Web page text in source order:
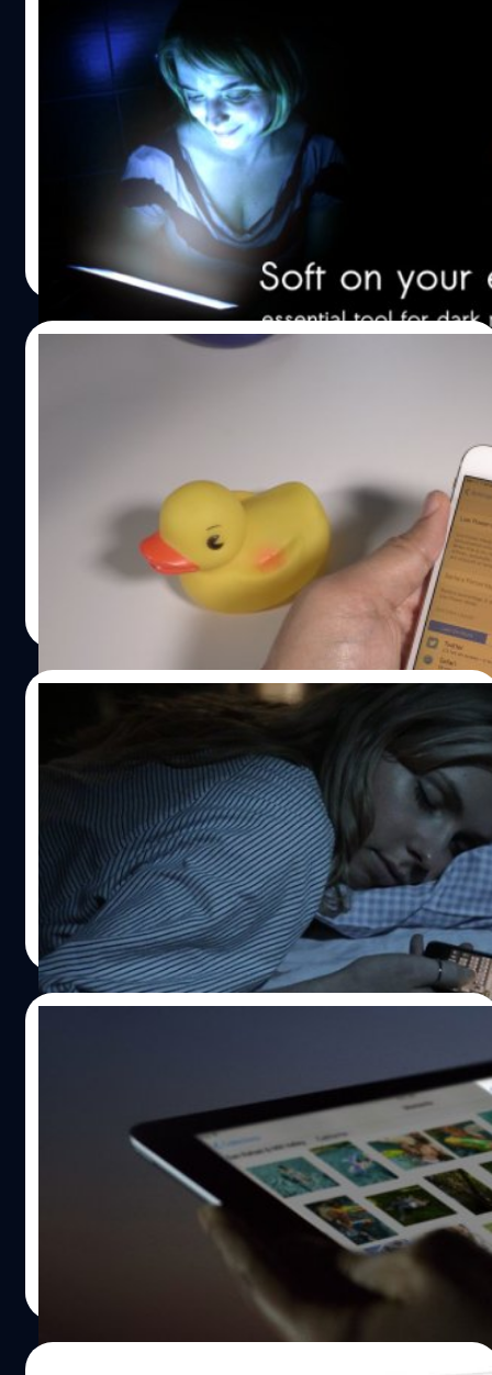
มาแล้ว! วิธีใช้งาน Night Shift หรือโหมด
ถนอมสายตาบนอุปกรณ์ Android!!
โหมด Night Shift กลายมาเป็นฟีเจอร์ที่นิยมกันมากใน
ปัจจุบันเนื่องจากเป็นการลดแสงสีฟ้าเพื่อถนอมสุขภาพสายตา
ของผู้ใช้งานขณะใช้งาน iPhone ในตอนกลางคืน แต่ไม่ใช่แค่
iPhone อย่างเดียวเท่านั้นที่มี ล่าสุดก็มีนักพัฒนาทำ Night
Shift ลง Android แล้วครับ
วัชรกุล พัฒนาประทีป| 3753 days ago
Read More
โดยปกติแล้วหากเราเปิด Low Power Mode (โหมดประหยัด
พลังงาน) หรือ Night Shift (โหมดถนอมสายตา) โหมดใด
โหมดหนึ่งจะไม่สามารถเปิดอีกโหมดหนึ่งได้ แต่ตอนนี้ก็มีสื่อ
ต่างประเทศได้ค้นพบวิธีเปิดทั้งสองโหมดพร้อมกันได้แล้วโดย
อาศัยผู้ช่วยอัจฉริยะ Siri นั่นเองครับ
วัชรกุล พัฒนาประทีป| 3770 days ago
ระวัง! หน้าจอมือถือจะทำลายการนอนของ
คุณ…อย่างไร?
ปัจจุบัน คนเรามักจะใช้สมาร์ทโฟนตลอดเวลา ไม่เว้นแม้กระทั่ง
ก่อนนอน ซึ่งส่งผลเสียต่อประสิทธิภาพในการนอนของคุณ
ปรีดี ฤกษ์วลีกุล| 3826 days ago
Read More
Windows , Android ก็มี…
หลังจากที่ Apple ได้ปล่อย iOS 9.3 รุ่นเบต้าทั้งในรูปแบบของ
Public Beta และ Developer Beta โดยได้เพิ่มความสามารถ
ใหม่เข้ามา นั่นก็คือ Night Shift ความสามารถที่มาทำหน้าที่
ช่วยรักษาสายตาของผู้ใช้ด้วยการลดแสงให้เป็นโทนอุ่นขึ้นใน
| 3839 days ago